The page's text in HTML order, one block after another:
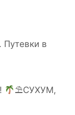
в
⛱СУХУМ,